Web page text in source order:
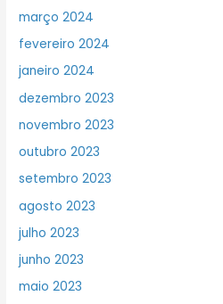
março 2024
fevereiro 2024
janeiro 2024
dezembro 2023
novembro 2023
outubro 2023
setembro 2023
agosto 2023
julho 2023
junho 2023
maio 2023